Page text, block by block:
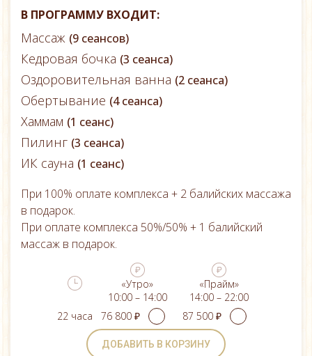
В ПРОГРАММУ ВХОДИТ:
Массаж (9 сеансов)
Кедровая бочка (3 сеанса)
Оздоровительная ванна (2 сеанса)
Обертывание (4 сеанса)
Хаммам (1 сеанс)
Пилинг (3 сеанса)
ИК сауна (1 сеанс)
При 100% оплате комплекса + 2 балийских массажа
в подарок.
При оплате комплекса 50%/50% + 1 балийский
массаж в подарок.
«Утро»
10:00 – 14:00
«Прайм»
14:00 – 22:00
22 часа
76 800 ₽ 87 500 ₽
ДОБАВИТЬ В КОРЗИНУ